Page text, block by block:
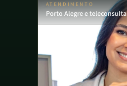
ATENDIMENTO
Porto Alegre e teleconsulta